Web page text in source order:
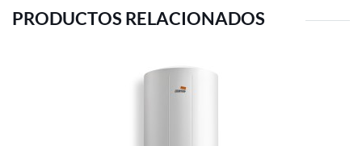
PRODUCTOS RELACIONADOS